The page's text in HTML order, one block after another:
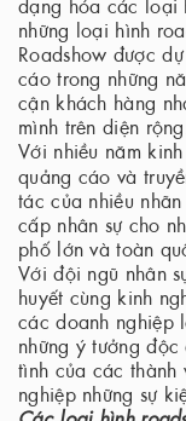
những loại hình
Roadshow được
cáo trong những
cận khách hàng
mình trên diện rộng.
Với nhiều năm
quảng cáo và
tác của nhiều
cấp nhân sự cho
phố lớn và toàn
Với đội ngũ nhân
huyết cùng kinh
các doanh nghiệp
những ý tưởng
tình của các thành
nghiệp những sự